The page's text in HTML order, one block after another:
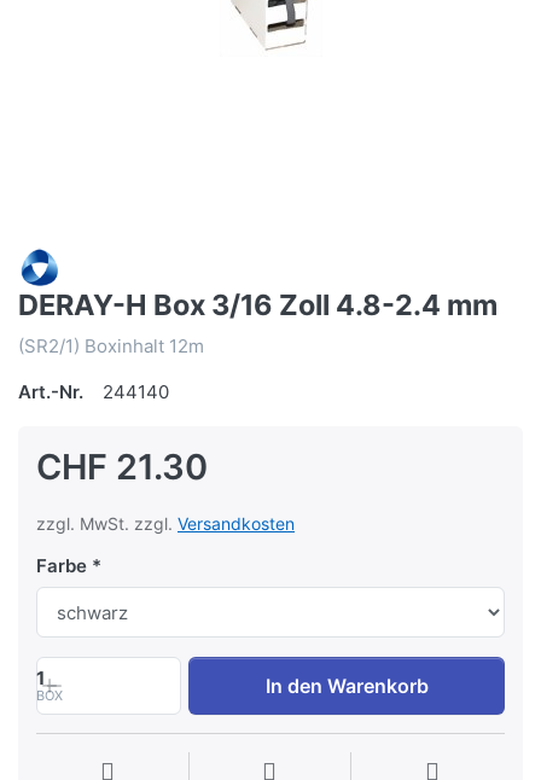
DERAY-H Box 3/16 Zoll 4.8-2.4 mm
(SR2/1) Boxinhalt 12m
Art.-Nr.
244140
CHF 21.30
zzgl. MwSt. zzgl. Versandkosten
Farbe
1
BOX In den Warenkorb